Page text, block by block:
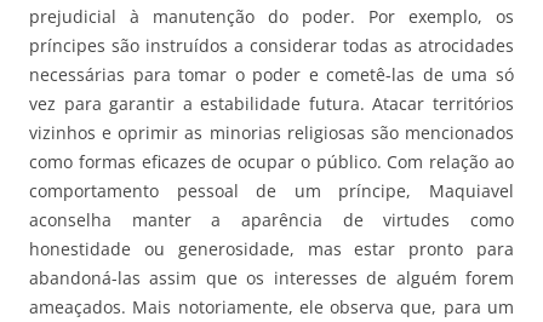
prejudicial à manutenção do poder. Por exemplo, os
príncipes são instruídos a considerar todas as atrocidades
necessárias para tomar o poder e cometê-las de uma só
vez para garantir a estabilidade futura. Atacar territórios
vizinhos e oprimir as minorias religiosas são mencionados
como formas eficazes de ocupar o público. Com relação ao
comportamento pessoal de um príncipe, Maquiavel
aconselha manter a aparência de virtudes como
honestidade ou generosidade, mas estar pronto para
abandoná-las assim que os interesses de alguém forem
ameaçados. Mais notoriamente, ele observa que, para um